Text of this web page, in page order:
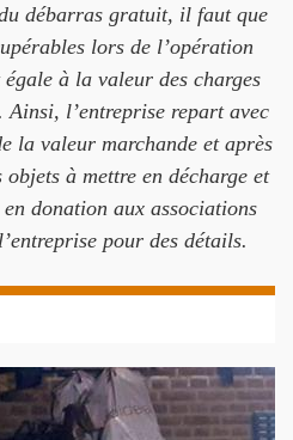
débarras gratuit, il faut que
lors de l’opération
à la valeur des charges
l’entreprise repart avec
la valeur marchande et après
à mettre en décharge et
donation aux associations
pour des détails.